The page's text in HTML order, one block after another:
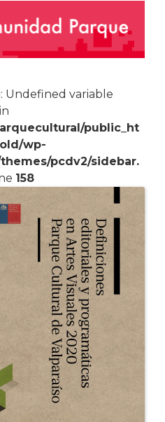
: Undefined variable
public_ht
wp-
pcdv2/sidebar.
158